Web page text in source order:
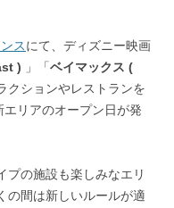
スにて、ディズニー映画
) 」「ベイマックス (
クションやレストランを
エリアのオープン日が発
プの施設も楽しみなエリ
の間は新しいルールが適